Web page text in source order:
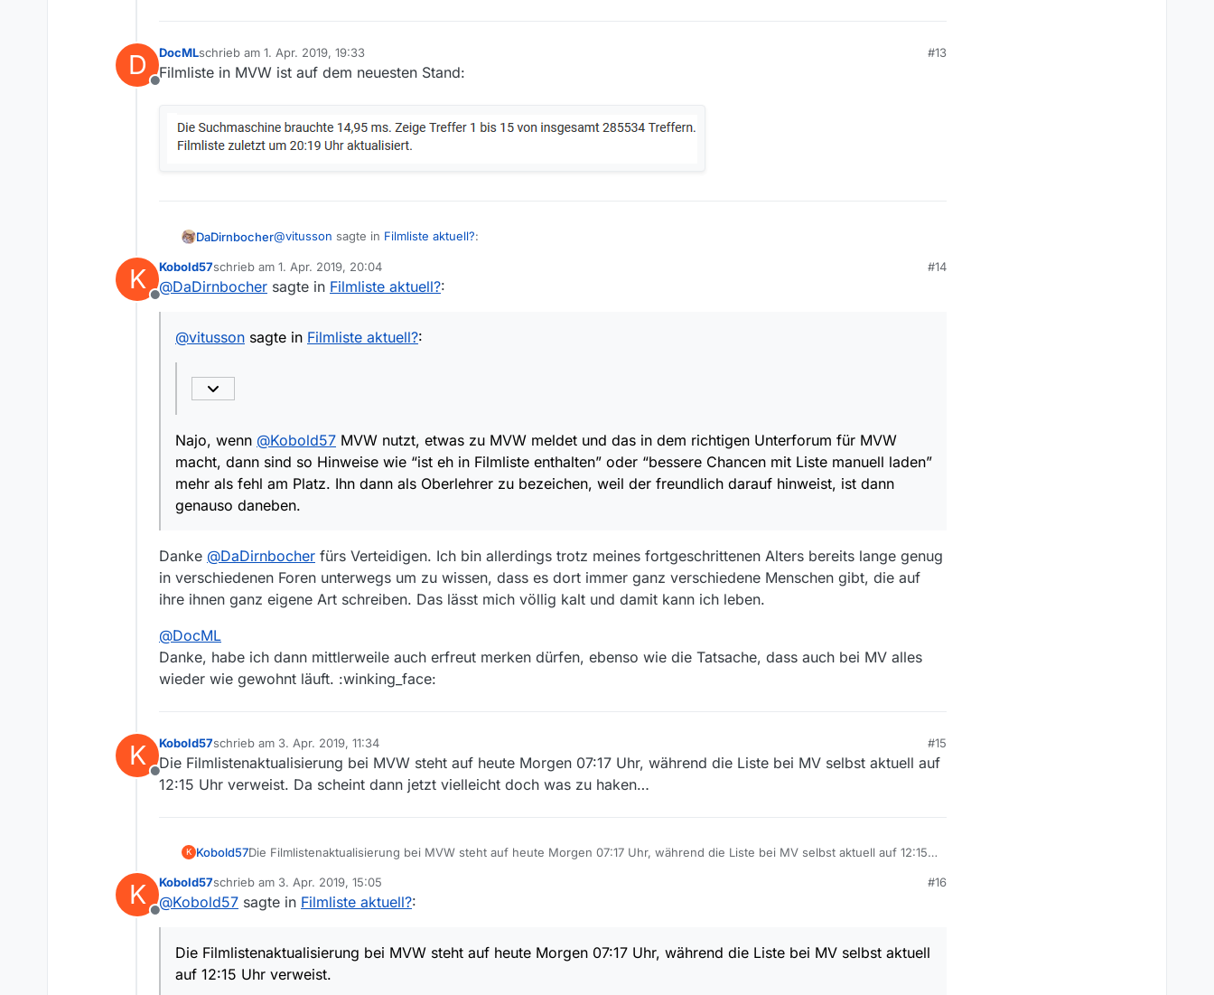
D
Offline
DocMLschrieb am 1. Apr. 2019, 19:33
zuletzt editiert von
#13
Filmliste in MVW ist auf dem neuesten Stand:
DaDirnbocher@vitusson sagte in Filmliste aktuell?:
Ja, ist uns aufgefallen Herr Oberlehrer.
Najo, wenn@Kobold57MVW nutzt, etwas zu MVW meldet und das in dem richtigen Unterforum für MVW macht,
dann sind so Hinweise wie “ist eh in Filmliste enthalten” oder “bessere Chancen mit Liste manuell laden” mehr als
K
Offline
Kobold57schrieb am 1. Apr. 2019, 20:04
zuletzt editiert von
#14
@DaDirnbocher sagte in Filmliste aktuell?:
@vitusson sagte in Filmliste aktuell?:
Najo, wenn @Kobold57 MVW nutzt, etwas zu MVW meldet und das in dem richtigen Unterforum für MVW
macht, dann sind so Hinweise wie “ist eh in Filmliste enthalten” oder “bessere Chancen mit Liste manuell laden”
mehr als fehl am Platz. Ihn dann als Oberlehrer zu bezeichen, weil der freundlich darauf hinweist, ist dann
genauso daneben.
Danke @DaDirnbocher fürs Verteidigen. Ich bin allerdings trotz meines fortgeschrittenen Alters bereits lange genug
in verschiedenen Foren unterwegs um zu wissen, dass es dort immer ganz verschiedene Menschen gibt, die auf
ihre ihnen ganz eigene Art schreiben. Das lässt mich völlig kalt und damit kann ich leben.
@DocML
Danke, habe ich dann mittlerweile auch erfreut merken dürfen, ebenso wie die Tatsache, dass auch bei MV alles
wieder wie gewohnt läuft. :winking_face:
K
Offline
Kobold57schrieb am 3. Apr. 2019, 11:34
zuletzt editiert von
#15
Die Filmlistenaktualisierung bei MVW steht auf heute Morgen 07:17 Uhr, während die Liste bei MV selbst aktuell auf
12:15 Uhr verweist. Da scheint dann jetzt vielleicht doch was zu haken…
K Kobold57Die Filmlistenaktualisierung bei MVW steht auf heute Morgen 07:17 Uhr, während die Liste bei MV selbst aktuell auf 12:15
K
Offline
Kobold57schrieb am 3. Apr. 2019, 15:05
zuletzt editiert von
#16
@Kobold57 sagte in Filmliste aktuell?:
Die Filmlistenaktualisierung bei MVW steht auf heute Morgen 07:17 Uhr, während die Liste bei MV selbst aktuell
auf 12:15 Uhr verweist.